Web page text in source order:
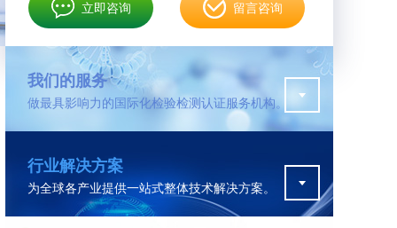
危废鉴定
更多
更多
在线咨询
品检测 水资源检测
毒理检测
立即咨询 留言咨询
我们的服务
做最具影响力的国际化检验检测认证服务机构。
行业解决方案
为全球各产业提供一站式整体技术解决方案。